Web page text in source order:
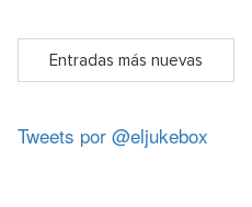
Entradas más nuevas
Tweets por @eljukebox